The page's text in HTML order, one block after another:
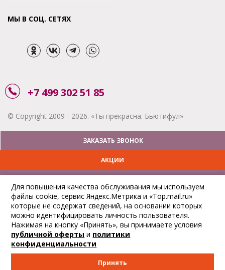
МЫ В СОЦ. СЕТЯХ
+7 499 302 51 85
© Copyright 2009 - 2026. «Ты прекрасна. Бьютифул»
ЗАКАЗАТЬ ЗВОНОК
АКЦИИ
ОПЛАТА
ОТСЛЕДИТЬ ЗАКАЗ
Для повышения качества обслуживания мы используем
файлы cookie, сервис Яндекс.Метрика и «Top.mail.ru»
которые не содержат сведений, на основании которых
можно идентифицировать личность пользователя.
Нажимая на кнопку «Принять», вы принимаете условия
публичной оферты и политики
конфиденциальности
Принять